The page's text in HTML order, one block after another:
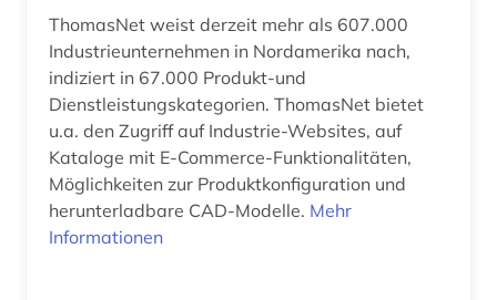
ThomasNet weist derzeit mehr als 607.000
Industrieunternehmen in Nordamerika nach,
indiziert in 67.000 Produkt-und
Dienstleistungskategorien. ThomasNet bietet
u.a. den Zugriff auf Industrie-Websites, auf
Kataloge mit E-Commerce-Funktionalitäten,
Möglichkeiten zur Produktkonfiguration und
herunterladbare CAD-Modelle. Mehr
Informationen